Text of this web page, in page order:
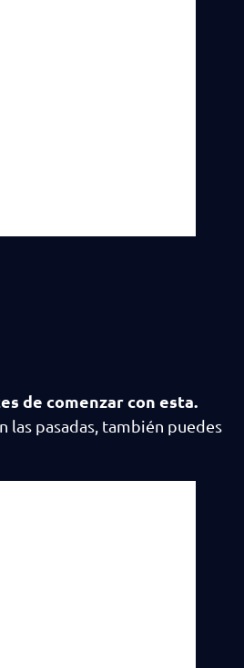
de comenzar con esta.
las pasadas, también puedes